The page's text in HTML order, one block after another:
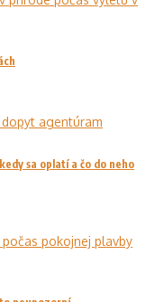
sa oplatí a čo do neho